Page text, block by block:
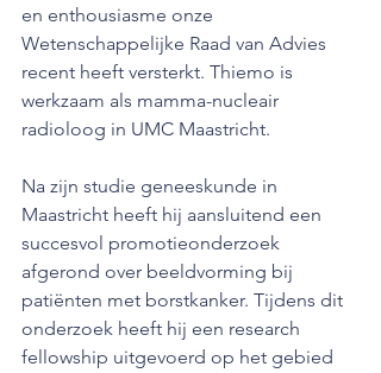
en enthousiasme onze
Wetenschappelijke Raad van Advies
recent heeft versterkt. Thiemo is
werkzaam als mamma-nucleair
radioloog in UMC Maastricht.
Na zijn studie geneeskunde in
Maastricht heeft hij aansluitend een
succesvol promotieonderzoek
afgerond over beeldvorming bij
patiënten met borstkanker. Tijdens dit
onderzoek heeft hij een research
fellowship uitgevoerd op het gebied